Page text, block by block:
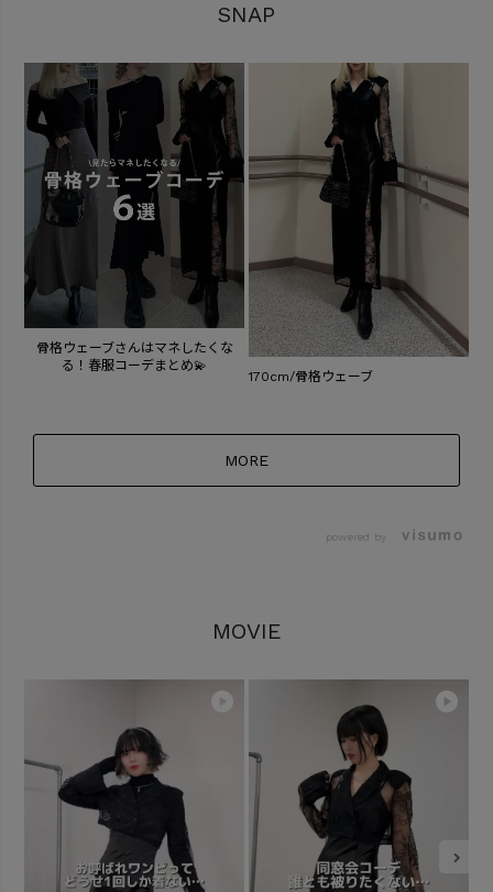
SNAP
骨格ウェーブさんはマネしたくな
る！春服コーデまとめ💫
170cm/骨格ウェーブ
MORE
powered by
MOVIE